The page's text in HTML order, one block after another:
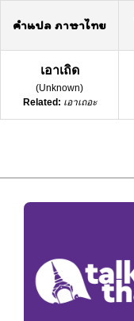
คำแปล ภาษาไทย
เอาเถิด
(Unknown)
Related: เอาเถอะ